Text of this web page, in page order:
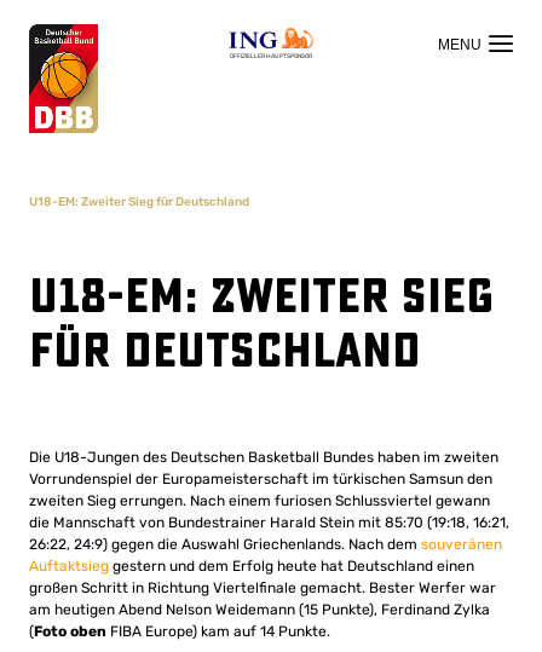
OFFIZIELLER HAUPTSPONSOR
U18-EM: Zweiter Sieg für Deutschland
U18-EM: Zweiter Sieg
für Deutschland
Die U18-Jungen des Deutschen Basketball Bundes haben im zweiten
Vorrundenspiel der Europameisterschaft im türkischen Samsun den
zweiten Sieg errungen. Nach einem furiosen Schlussviertel gewann
die Mannschaft von Bundestrainer Harald Stein mit 85:70 (19:18, 16:21,
26:22, 24:9) gegen die Auswahl Griechenlands. Nach dem souveränen
Auftaktsieg gestern und dem Erfolg heute hat Deutschland einen
großen Schritt in Richtung Viertelfinale gemacht. Bester Werfer war
am heutigen Abend Nelson Weidemann (15 Punkte), Ferdinand Zylka
(Foto oben FIBA Europe) kam auf 14 Punkte.